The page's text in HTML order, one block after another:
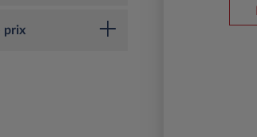
prix